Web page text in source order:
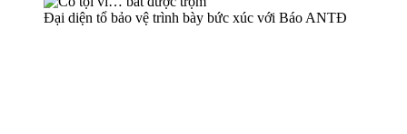
Đại diện tổ bảo vệ trình bày bức xúc với Báo ANTĐ